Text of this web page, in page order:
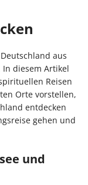
aus
diesem Artikel
Reisen
Orte vorstellen,
entdecken
gehen und
und